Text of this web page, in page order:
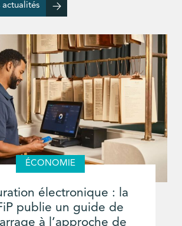
actualités
ÉCONOMIE
électronique : la
publie un guide de
à l’approche de